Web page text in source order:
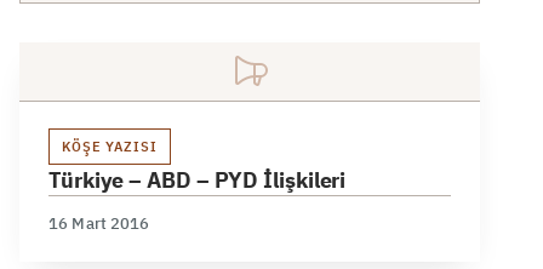
KÖŞE YAZISI
Türkiye – ABD – PYD İlişkileri
16 Mart 2016